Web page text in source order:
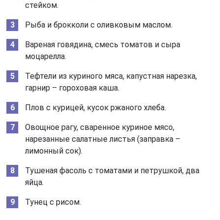
стейком.
Рыба и брокколи с оливковым маслом.
Вареная говядина, смесь томатов и сыра
моцарелла.
Тефтели из куриного мяса, капустная нарезка,
гарнир – гороховая каша.
Плов с курицей, кусок ржаного хлеба.
Овощное рагу, сваренное куриное мясо,
нарезанные салатные листья (заправка –
лимонный сок).
Тушеная фасоль с томатами и петрушкой, два
яйца.
Тунец с рисом.